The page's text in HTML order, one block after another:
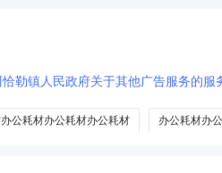
勒镇人民政府关于其他广告服务的
公耗材办公耗材办公耗材 办公耗材办